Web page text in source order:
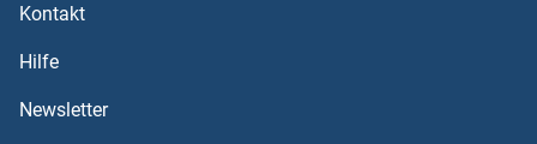
BCORL1 Antikörper
BCOR Antikörper
Kontakt
Hilfe
Newsletter